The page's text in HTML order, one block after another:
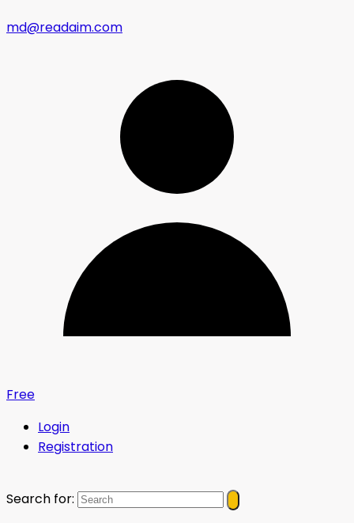
md@readaim.com
Free
Login
Registration
Search for: